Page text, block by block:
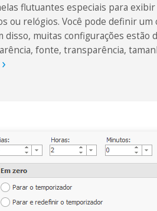
flutuantes especiais para
ou relógios. Você pode definir
disso, muitas configurações estão
fonte, transparência,